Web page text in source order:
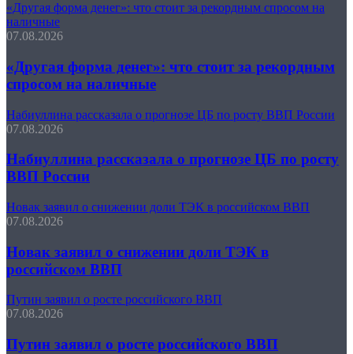
«Другая форма денег»: что стоит за рекордным спросом на
наличные
07.08.2026
«Другая форма денег»: что стоит за рекордным
спросом на наличные
Набиуллина рассказала о прогнозе ЦБ по росту ВВП России
07.08.2026
Набиуллина рассказала о прогнозе ЦБ по росту
ВВП России
Новак заявил о снижении доли ТЭК в российском ВВП
07.08.2026
Новак заявил о снижении доли ТЭК в
российском ВВП
Путин заявил о росте российского ВВП
07.08.2026
Путин заявил о росте российского ВВП